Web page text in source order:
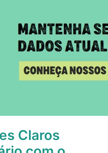
Claros